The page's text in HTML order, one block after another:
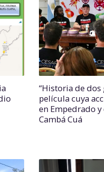
“Historia de dos
película cuya
en Empedrado
Cambá Cuá